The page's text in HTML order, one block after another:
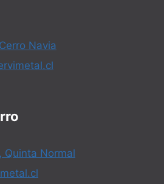
Navia
Quinta Normal